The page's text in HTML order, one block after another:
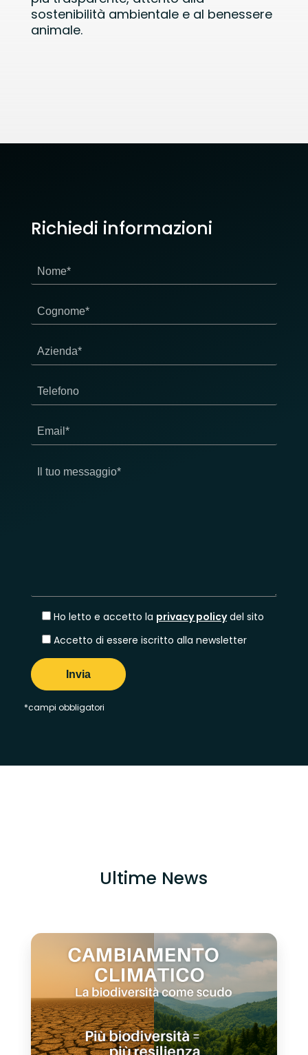
sostenibilità ambientale e al benessere
animale.
Richiedi informazioni
Ho letto e accetto la privacy policydel sito
Accetto di essere iscritto alla newsletter
*campi obbligatori
Ultime News